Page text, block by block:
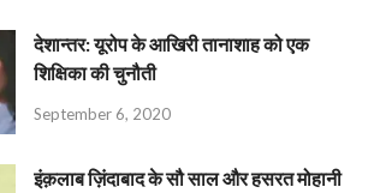
देशान्‍तर: यूरोप के आखिरी तानाशाह को एक
शिक्षिका की चुनौती
September 6, 2020
इंक़लाब ज़िंदाबाद के सौ साल और हसरत मोहानी